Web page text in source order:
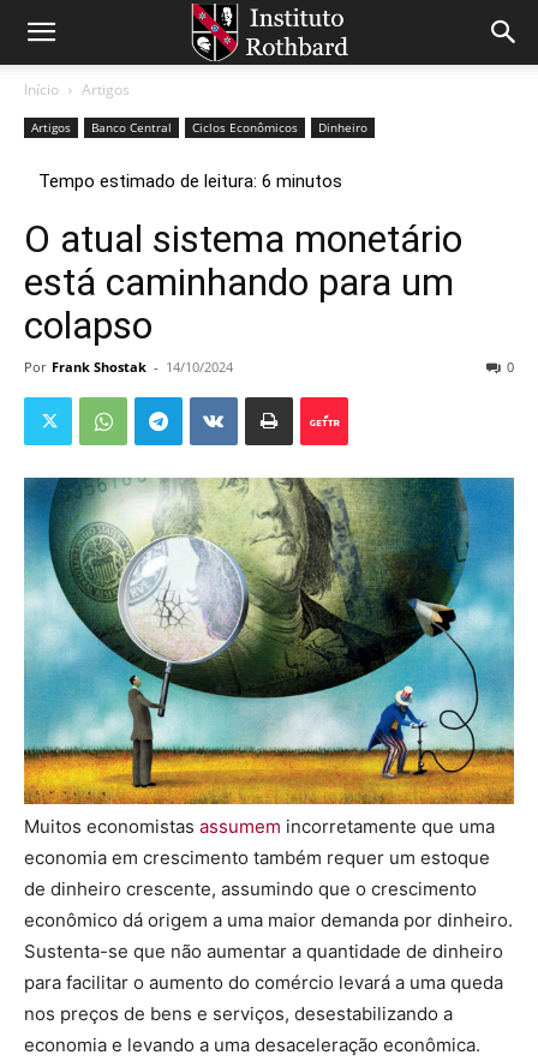
Início Artigos
Artigos Banco Central Ciclos Econômicos Dinheiro
O atual sistema monetário
está caminhando para um
colapso
Por Frank Shostak - 14/10/2024 0
Muitos economistas assumem incorretamente que uma
economia em crescimento também requer um estoque
de dinheiro crescente, assumindo que o crescimento
econômico dá origem a uma maior demanda por dinheiro.
Sustenta-se que não aumentar a quantidade de dinheiro
para facilitar o aumento do comércio levará a uma queda
nos preços de bens e serviços, desestabilizando a
economia e levando a uma desaceleração econômica.